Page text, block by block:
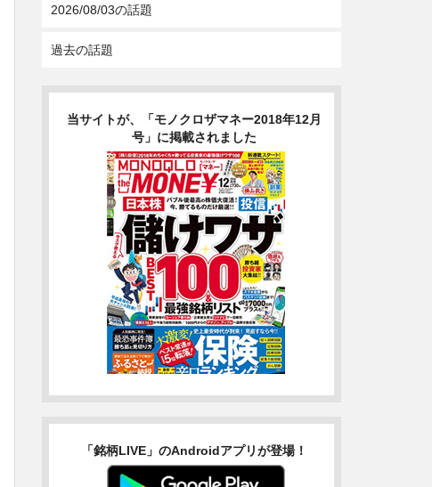
2026/08/03の話題
過去の話題
当サイトが、「モノクロザマネー2018年12月
号」に掲載されました
「銘柄LIVE」のAndroidアプリが登場！